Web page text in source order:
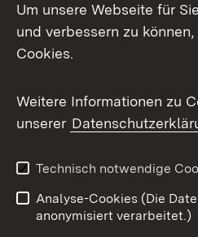
Mastodon
Messenger
Social Wall
X / Twitter
Youtube
Um unsere Webseite für
und verbessern zu
Cookies.
Weitere Informationen zu
unserer
Technisch notwendige
Analyse-Cookies (Die
anonymisiert verarbeitet.)